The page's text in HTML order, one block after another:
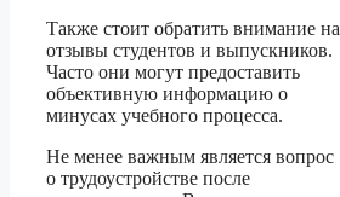
Также стоит обратить внимание на
отзывы студентов и выпускников.
Часто они могут предоставить
объективную информацию о
минусах учебного процесса.
Не менее важным является вопрос
о трудоустройстве после